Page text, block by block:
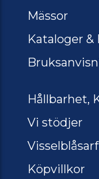
Mässor
Kataloger &
Hållbarhet,
Vi stödjer
Köpvillkor